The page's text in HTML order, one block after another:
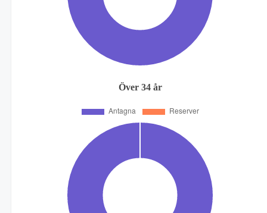
Över 34 år